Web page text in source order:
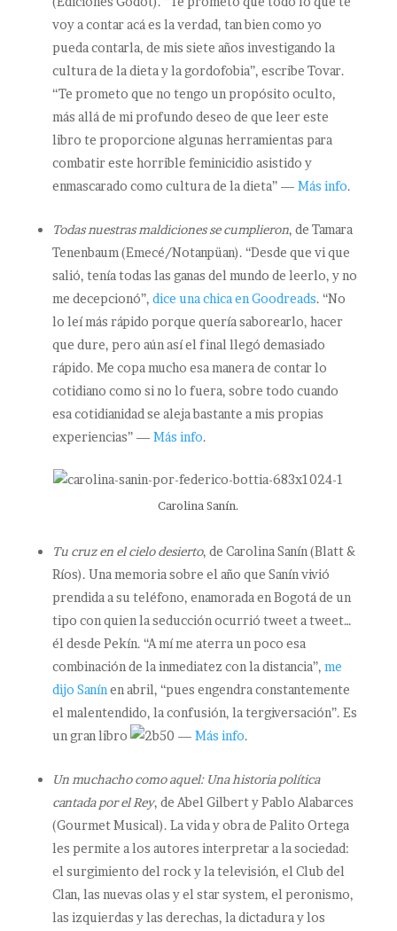
voy a contar acá es la verdad, tan bien como yo
pueda contarla, de mis siete años investigando la
cultura de la dieta y la gordofobia”, escribe Tovar.
“Te prometo que no tengo un propósito oculto,
más allá de mi profundo deseo de que leer este
libro te proporcione algunas herramientas para
combatir este horrible feminicidio asistido y
enmascarado como cultura de la dieta” — Más info.
Todas nuestras maldiciones se cumplieron, de Tamara
Tenenbaum (Emecé/Notanpüan). “Desde que vi que
salió, tenía todas las ganas del mundo de leerlo, y no
me decepcionó”, dice una chica en Goodreads. “No
lo leí más rápido porque quería saborearlo, hacer
que dure, pero aún así el final llegó demasiado
rápido. Me copa mucho esa manera de contar lo
cotidiano como si no lo fuera, sobre todo cuando
esa cotidianidad se aleja bastante a mis propias
experiencias” — Más info.
Carolina Sanín.
Tu cruz en el cielo desierto, de Carolina Sanín (Blatt &
Ríos). Una memoria sobre el año que Sanín vivió
prendida a su teléfono, enamorada en Bogotá de un
tipo con quien la seducción ocurrió tweet a tweet…
él desde Pekín. “A mí me aterra un poco esa
combinación de la inmediatez con la distancia”, me
dijo Sanín en abril, “pues engendra constantemente
el malentendido, la confusión, la tergiversación”. Es
un gran libro
— Más info.
Un muchacho como aquel: Una historia política
cantada por el Rey, de Abel Gilbert y Pablo Alabarces
(Gourmet Musical). La vida y obra de Palito Ortega
les permite a los autores interpretar a la sociedad:
el surgimiento del rock y la televisión, el Club del
Clan, las nuevas olas y el star system, el peronismo,
las izquierdas y las derechas, la dictadura y los